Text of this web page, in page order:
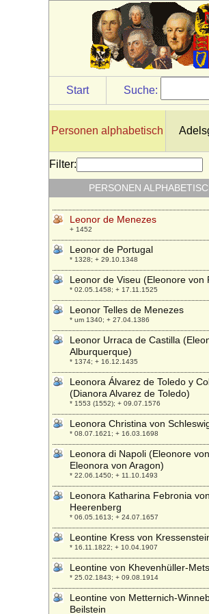
Start Suche:
Personen alphabetisch
Filter:
PERSONEN
Leonor de Aragon (Eleonore
Aragonien)
* 02.05.1402; + 19.02.1449
Leonor de Castilla (Eleonore
* 1202; + 1244
Leonor de Castilla (Eleonore
* 1242; + 28.11.1290
Leonor de Castilla (Eleonore
Leonor de Guzman (Leonor
* 1310; + 1351
Leonor de Guzmán el Bueno y
(Eleonore de Guzman)
+ 02.09.1512
Leonor de Menezes
+ 1452
Leonor de Portugal
* 1328; + 29.10.1348
Leonor de Viseu (Eleonore von
* 02.05.1458; + 17.11.1525
Leonor Telles de Menezes
* um 1340; + 27.04.1386
Leonor Urraca de Castilla
Alburquerque)
* 1374; + 16.12.1435
Leonora Álvarez de Toledo y
(Dianora Alvarez de Toledo)
* 1553 (1552); + 09.07.1576
Leonora Christina von
* 08.07.1621; + 16.03.1698
Leonora di Napoli (Eleonore
Eleonora von Aragon)
* 22.06.1450; + 11.10.1493
Leonora Katharina Febronia
Heerenberg
* 06.05.1613; + 24.07.1657
Leontine Kress von
* 16.11.1822; + 10.04.1907
Leontine von Khevenhüller-
* 25.02.1843; + 09.08.1914
Leontine von Metternich-
Beilstein